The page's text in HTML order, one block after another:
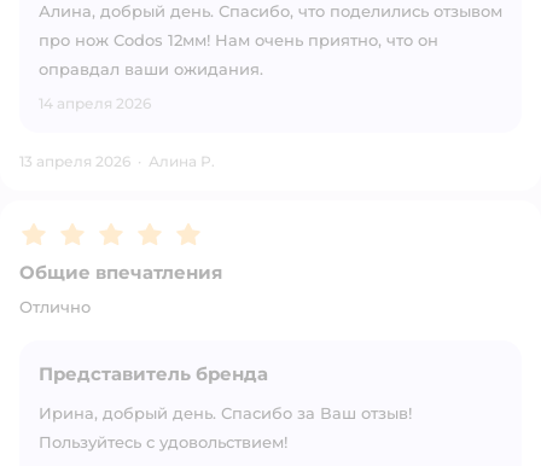
Алина, добрый день. Спасибо, что поделились отзывом
про нож Codos 12мм! Нам очень приятно, что он
оправдал ваши ожидания.
14 апреля 2026
13 апреля 2026 · Алина Р.
Рейтинг:5
Общие впечатления
Отлично
Представитель бренда
Ирина, добрый день. Спасибо за Ваш отзыв!
Пользуйтесь с удовольствием!